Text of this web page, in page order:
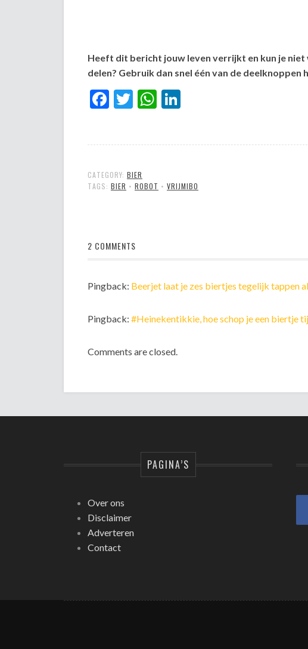
Heeft dit bericht jouw leven verrijkt en kun je
delen? Gebruik dan snel één van de deelknoppen
Facebook
TwitterWhatsApp
CATEGORY: BIER
TAGS: BIER • ROBOT • VRIJMIBO
2 COMMENTS
Pingback: Beerjet laat je zes biertjes tegelijk tappen
Pingback: #Heinekentikkie, hoe schop je een biertje
Comments are closed.
PAGINA’S
Over ons
Disclaimer
Adverteren
Contact